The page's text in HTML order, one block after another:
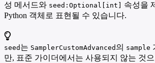
성 메서드와 seed:Optional[int]
속성을
Python 객체로 표현될 수 있습니다.
seed 는 SamplerCustomAdvanced 의 sample
만, 표준 가이더에서는 사용되지 않는 것